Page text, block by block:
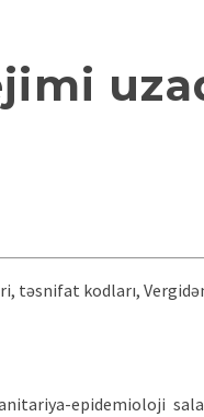
epidemioloji